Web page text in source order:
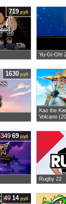
719 руб
Yu-Gi-Oh!
1630 руб
Kao the
Volcano
349 69руб
Rugby 22
49 14руб